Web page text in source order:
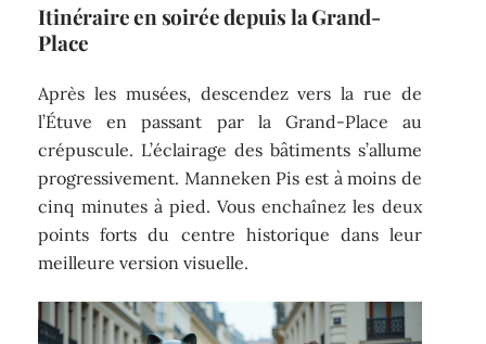
Itinéraire en soirée depuis la Grand-
Place
Après les musées, descendez vers la rue de
l’Étuve en passant par la Grand-Place au
crépuscule. L’éclairage des bâtiments s’allume
progressivement. Manneken Pis est à moins de
cinq minutes à pied. Vous enchaînez les deux
points forts du centre historique dans leur
meilleure version visuelle.